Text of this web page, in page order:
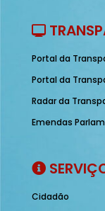
Portal da
Portal da
Radar da
Emendas
Cidadão